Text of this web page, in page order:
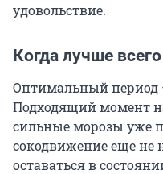
удовольствие.
Когда лучше
Оптимальный период
Подходящий момент
сильные морозы уже
сокодвижение еще не
оставаться в